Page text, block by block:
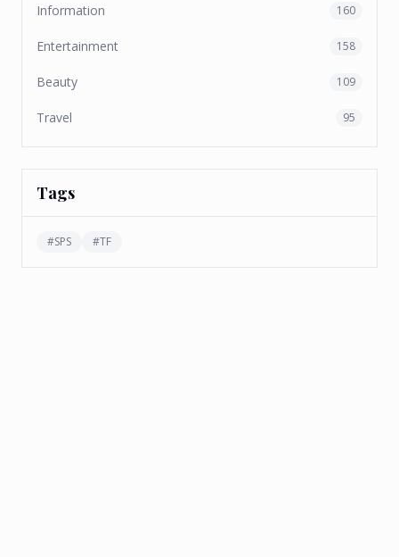
Information 160
Entertainment 158
Beauty 109
Travel 95
Tags
#SPS #TF